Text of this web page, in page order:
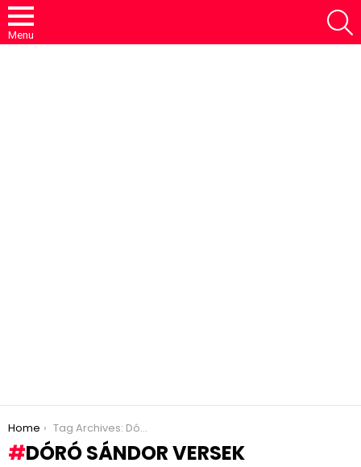
Menu
You are here:
Home Tag Archives: Dóró Sándor versek
DÓRÓ SÁNDOR VERSEK